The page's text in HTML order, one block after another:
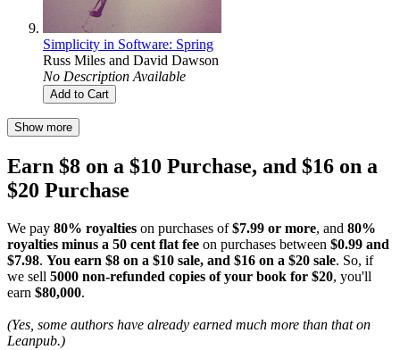
Simplicity in Software: Spring
Russ Miles and David Dawson
No Description Available
Add to Cart
Show more
Earn $8 on a $10 Purchase, and $16 on a
$20 Purchase
We pay 80% royalties on purchases of$7.99 or more, and 80%
royalties minus a 50 cent flat fee on purchases between $0.99 and
$7.98. You earn $8 on a $10 sale, and $16 on a $20 sale. So, if
we sell 5000 non-refunded copies of your book for $20, you'll
earn $80,000.
(Yes, some authors have already earned much more than that on
Leanpub.)